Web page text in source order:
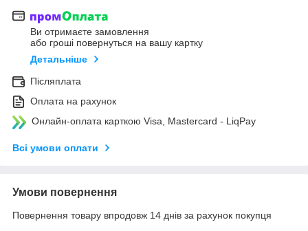
Ви отримаєте замовлення
або гроші повернуться на вашу картку
Детальніше
Післяплата
Оплата на рахунок
Онлайн-оплата карткою Visa, Mastercard - LiqPay
Всі умови оплати
Умови повернення
Повернення товару впродовж 14 днів за рахунок покупця